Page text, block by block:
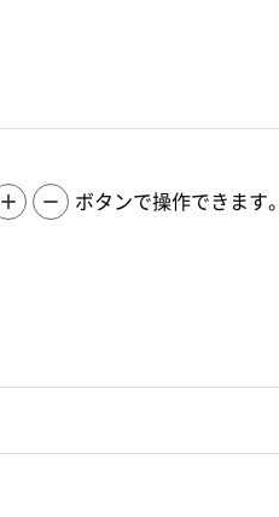
＋ － ボタンで操作できます。